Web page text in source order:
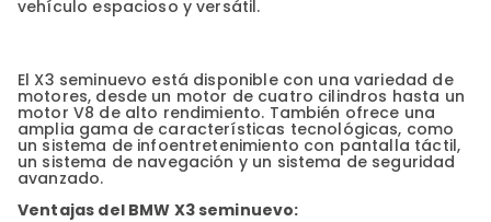
vehículo espacioso y versátil.
El X3 seminuevo está disponible con una variedad de
motores, desde un motor de cuatro cilindros hasta un
motor V8 de alto rendimiento. También ofrece una
amplia gama de características tecnológicas, como
un sistema de infoentretenimiento con pantalla táctil,
un sistema de navegación y un sistema de seguridad
avanzado.
Ventajas del BMW X3 seminuevo: